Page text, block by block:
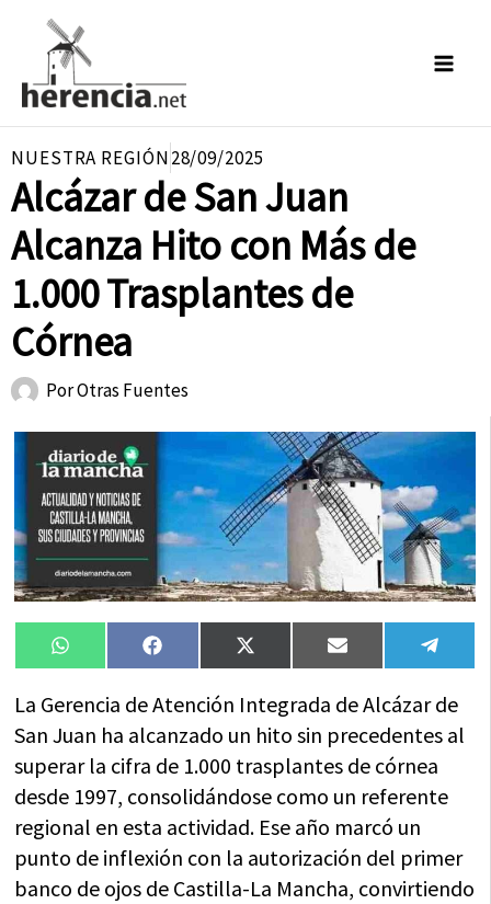
contenido
NUESTRA REGIÓN28/09/2025
Alcázar de San Juan
Alcanza Hito con Más de
1.000 Trasplantes de
Córnea
PorOtras Fuentes
Compartir
en
WhatsAppCompartir
en
FacebookCompartir
en
X
(Twitter)
Compartir
en
Email
en
La Gerencia de Atención Integrada de Alcázar de
San Juan ha alcanzado un hito sin precedentes al
superar la cifra de 1.000 trasplantes de córnea
desde 1997, consolidándose como un referente
regional en esta actividad. Ese año marcó un
punto de inflexión con la autorización del primer
banco de ojos de Castilla-La Mancha, convirtiendo